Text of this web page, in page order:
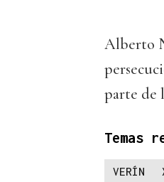
Alberto
parte de
Temas
VERÍN